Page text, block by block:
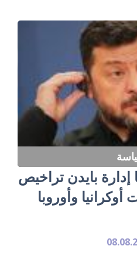
إدارة بايدن تراخيص
أوكرانيا وأوروبا